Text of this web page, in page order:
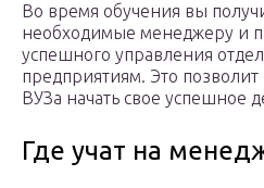
Во время обучения вы
необходимые менеджеру и
успешного управления
предприятиям. Это
ВУЗа начать свое успешное
Где учат на